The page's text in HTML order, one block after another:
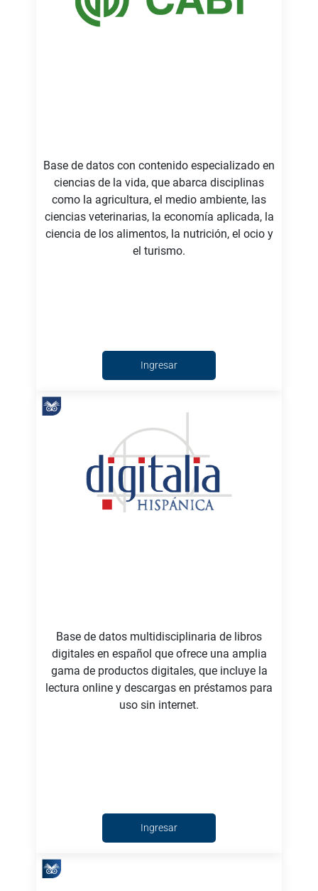
Base de datos con contenido especializado en
ciencias de la vida, que abarca disciplinas
como la agricultura, el medio ambiente, las
ciencias veterinarias, la economía aplicada, la
ciencia de los alimentos, la nutrición, el ocio y
el turismo.
Ingresar
Base de datos multidisciplinaria de libros
digitales en español que ofrece una amplia
gama de productos digitales, que incluye la
lectura online y descargas en préstamos para
uso sin internet.
Ingresar